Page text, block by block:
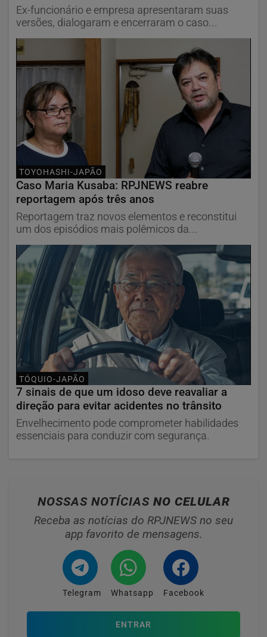
Ex-funcionário e empresa apresentaram suas
versões, dialogaram e encerraram o caso...
TOYOHASHI-JAPÃO
Caso Maria Kusaba: RPJNEWS reabre
reportagem após três anos
Reportagem traz novos elementos e reconstitui
um dos episódios mais polêmicos da...
TÓQUIO-JAPÃO
7 sinais de que um idoso deve reavaliar a
direção para evitar acidentes no trânsito
Envelhecimento pode comprometer habilidades
essenciais para conduzir com segurança.
NOSSAS NOTÍCIAS NO CELULAR
Receba as notícias do RPJNEWS no seu
app favorito de mensagens.
Telegram Whatsapp Facebook
ENTRAR